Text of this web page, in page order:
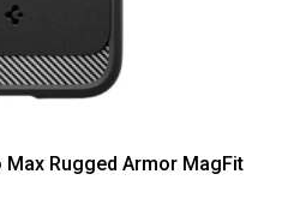
Max Rugged Armor MagFit